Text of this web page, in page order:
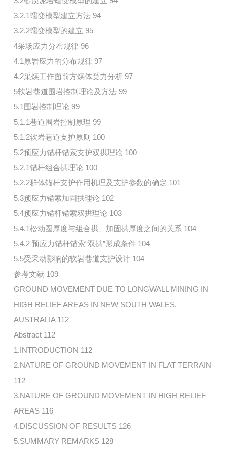
3.2.1蠕变模型建立方法 94
3.2.2蠕变模型的建立 95
4采场应力分布规律 96
4.1原岩应力的分布规律 97
4.2采煤工作面前方煤体受力分析 97
5软岩巷道围岩控制理论及方法 99
5.1围岩控制理论 99
5.1.1巷道围岩控制原理 99
5.1.2软岩巷道支护原则 100
5.2预应力锚杆锚索支护双拱理论 100
5.2.1锚杆组合拱理论 100
5.2.2群体锚杆支护作用机理及支护参数的确定 101
5.3预应力锚索加固拱理论 102
5.4预应力锚杆锚索双拱理论 103
5.4.1松动圈厚度与组合拱、加固拱厚度之间的关系 104
5.4.2 预应力锚杆锚索“双拱”形成条件 104
5.5受采动影响的软岩巷道支护设计 104
参考文献 109
GROUND MOVEMENT DUE TO LONGWALL MINING IN
HIGH RELIEF AREAS IN NEW SOUTH WALES,
AUSTRALIA 112
Abstract 112
1.INTRODUCTION 112
2.NATURE OF GROUND MOVEMENT IN FLAT TERRAIN
112
3.NATURE OF GROUND MOVEMENT IN HIGH RELIEF
AREAS 116
4.DISCUSSION OF RESULTS 126
5.SUMMARY REMARKS 128